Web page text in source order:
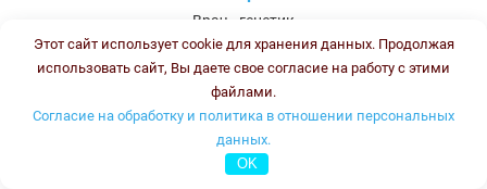
Врач - генетик
Стаж:
Колесникова
Ирина Васильевна
Этот сайт использует cookie для хранения данных. Продолжая
использовать сайт, Вы даете свое согласие на работу с этими
файлами.
Согласие на обработку и политика в отношении персональных
данных.
OK